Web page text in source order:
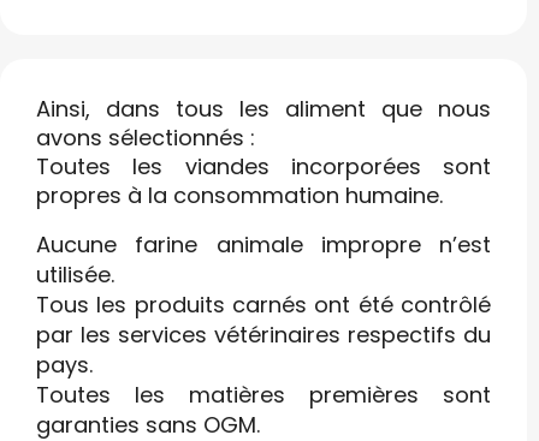
Ainsi, dans tous les aliment que nous
avons sélectionnés :
Toutes les viandes incorporées sont
propres à la consommation humaine.
Aucune farine animale impropre n’est
utilisée.
Tous les produits carnés ont été contrôlé
par les services vétérinaires respectifs du
pays.
Toutes les matières premières sont
garanties sans OGM.